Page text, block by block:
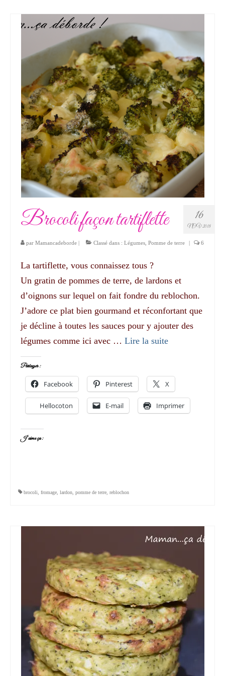
16
NOV 2018
Brocoli façon tartiflette
par Mamancadeborde | Classé dans : Légumes Pomme de terre | 6
La tartiflette, vous connaissez tous ?
Un gratin de pommes de terre, de lardons et
d’oignons sur lequel on fait fondre du reblochon.
J’adore ce plat bien gourmand et réconfortant que
je décline à toutes les sauces pour y ajouter des
légumes comme ici avec … Lire la suite­­
Partager :
Facebook Pinterest X
Hellocoton E-mail Imprimer
J’aime ça :
brocoli fromage lardon pomme de terre reblochon